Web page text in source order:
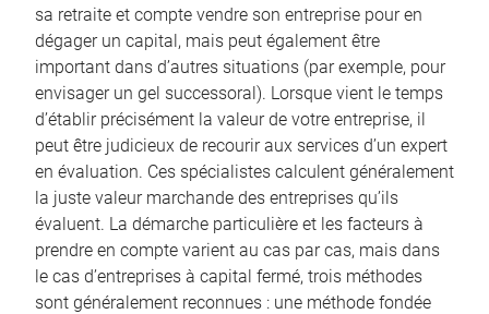
sa retraite et compte vendre son entreprise pour en
dégager un capital, mais peut également être
important dans d’autres situations (par exemple, pour
envisager un gel successoral). Lorsque vient le temps
d’établir précisément la valeur de votre entreprise, il
peut être judicieux de recourir aux services d’un expert
en évaluation. Ces spécialistes calculent généralement
la juste valeur marchande des entreprises qu’ils
évaluent. La démarche particulière et les facteurs à
prendre en compte varient au cas par cas, mais dans
le cas d’entreprises à capital fermé, trois méthodes
sont généralement reconnues : une méthode fondée